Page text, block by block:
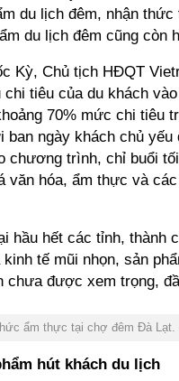
du lịch đêm, nhận
du lịch đêm cũng còn
Kỳ, Chủ tịch HĐQT
chi tiêu của du khách
70% mức chi tiêu
ban ngày khách chủ yếu
chương trình, chỉ buổi
văn hóa, ẩm thực và
hầu hết các tỉnh, thành
tế mũi nhọn, sản
chưa được xem trọng,
ẩm thực tại chợ đêm Đà Lạt.
hút khách du lịch